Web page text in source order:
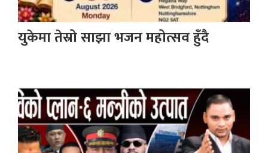
युकेमा तेस्रो साझा भजन महोत्सव हुँदै